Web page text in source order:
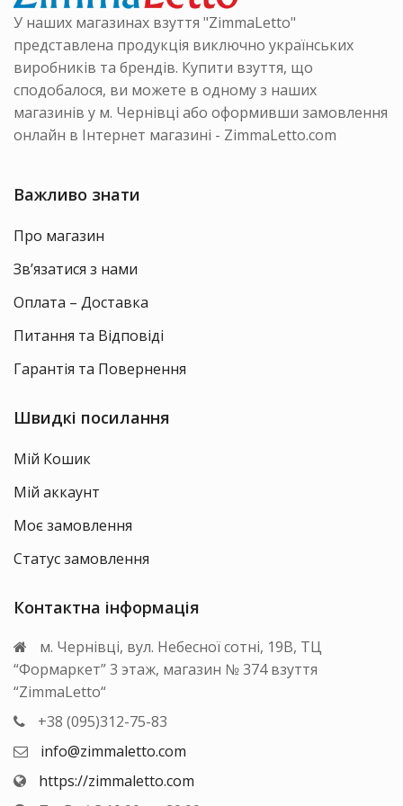
У наших магазинах взуття "ZimmaLetto"
представлена продукція виключно українських
виробників та брендів. Купити взуття, що
сподобалося, ви можете в одному з наших
магазинів у м. Чернівці або оформивши замовлення
онлайн в Інтернет магазині - ZimmaLetto.com
Важливо знати
Про магазин
Зв’язатися з нами
Оплата – Доставка
Питання та Відповіді
Гарантія та Повернення
Швидкі посилання
Мій Кошик
Мій аккаунт
Моє замовлення
Статус замовлення
Контактна інформація
м. Чернівці, вул. Небесної сотні, 19В, ТЦ
“Формаркет” 3 этаж, магазин № 374 взуття
“ZimmaLetto“
+38 (095)312-75-83
info@zimmaletto.com
https://zimmaletto.com